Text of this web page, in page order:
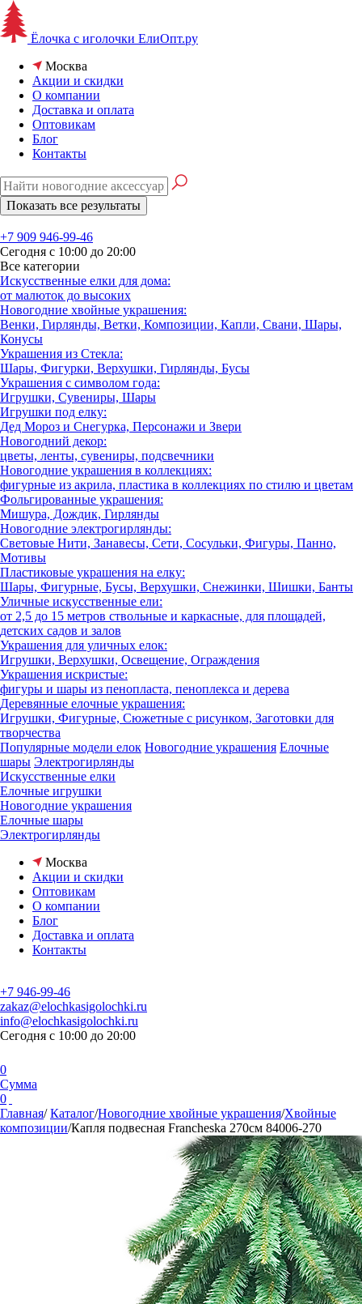
Ёлочка с иголочки ЕлиОпт.ру
Москва
Акции и скидки
О компании
Доставка и оплата
Оптовикам
Блог
Контакты
+7 909 946-99-46
Сегодня с 10:00 до 20:00
Все категории
Искусственные елки для дома:
от малюток до высоких
Новогодние хвойные украшения:
Венки, Гирлянды, Ветки, Композиции, Капли, Свани, Шары,
Конусы
Украшения из Стекла:
Шары, Фигурки, Верхушки, Гирлянды, Бусы
Украшения с символом года:
Игрушки, Сувениры, Шары
Игрушки под елку:
Дед Мороз и Снегурка, Персонажи и Звери
Новогодний декор:
цветы, ленты, сувениры, подсвечники
Новогодние украшения в коллекциях:
фигурные из акрила, пластика в коллекциях по стилю и цветам
Фольгированные украшения:
Мишура, Дождик, Гирлянды
Новогодние электрогирлянды:
Световые Нити, Занавесы, Сети, Сосульки, Фигуры, Панно,
Мотивы
Пластиковые украшения на елку:
Шары, Фигурные, Бусы, Верхушки, Снежинки, Шишки, Банты
Уличные искусственные ели:
от 2,5 до 15 метров ствольные и каркасные, для площадей,
детских садов и залов
Украшения для уличных елок:
Игрушки, Верхушки, Освещение, Ограждения
Украшения искристые:
фигуры и шары из пенопласта, пеноплекса и дерева
Деревянные елочные украшения:
Игрушки, Фигурные, Сюжетные с рисунком, Заготовки для
творчества
Популярные модели елок Новогодние украшения Елочные
шары Электрогирлянды
Искусственные елки
Елочные игрушки
Новогодние украшения
Елочные шары
Электрогирлянды
Москва
Акции и скидки
Оптовикам
О компании
Блог
Доставка и оплата
Контакты
+7 946-99-46
zakaz@elochkasigolochki.ru
info@elochkasigolochki.ru
Сегодня с 10:00 до 20:00
0
Сумма
0
Главная/ Каталог/Новогодние хвойные украшения/Хвойные
композиции/Капля подвесная Francheska 270см 84006-270